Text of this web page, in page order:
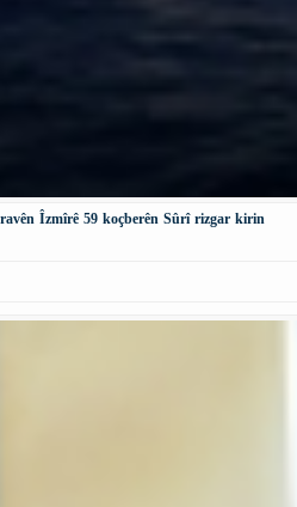
Îzmîrê 59 koçberên Sûrî rizgar kirin